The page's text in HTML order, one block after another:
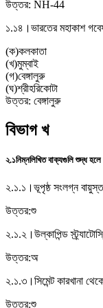
উত্তর: NH-44
১.১৪। ভারতের মহাকাশ
(ক)কলকাতা
(খ)মুম্বাই
(গ)বেঙ্গালুরু
(ঘ)শ্রীহরিকোটা
উত্তর: বেঙ্গালুরু
বিভাগ খ
২.১নিম্নলিখিত বাক্যগুলি শুদ্ধ
২.১.১। ভূপৃষ্ঠ সংলগ্ন
উত্তর:শু
২.১.২। উল্কাপিন্ড
উত্তর:অ
২.১.৩। সিমেন্ট কারখানা
উত্তর:শু